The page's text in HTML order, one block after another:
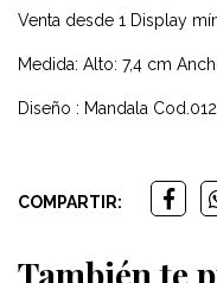
Venta desde 1 Display
Medida: Alto: 7,4 cm
Diseño : Mandala Cod.012
COMPARTIR: